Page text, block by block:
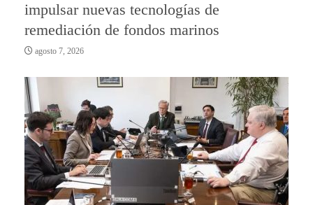
impulsar nuevas tecnologías de
remediación de fondos marinos
agosto 7, 2026